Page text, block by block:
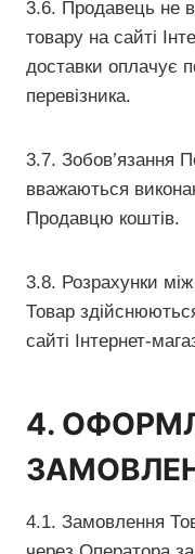
3.6. Продавець не
товару на сайті
доставки оплачує
перевізника.
3.7. Зобов’язання
вважаються
Продавцю коштів.
3.8. Розрахунки
Товар
сайті Інтернет-
4.
4.1. Замовлення